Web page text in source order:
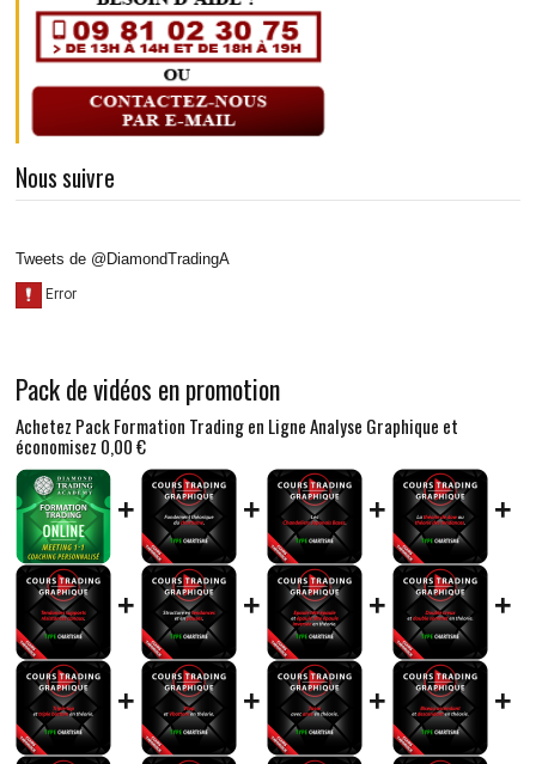
Nous suivre
Tweets de @DiamondTradingA
Pack de vidéos en promotion
Achetez Pack Formation Trading en Ligne Analyse Graphique et
économisez 0,00 €
+ + + +
+ + + +
+ + + +